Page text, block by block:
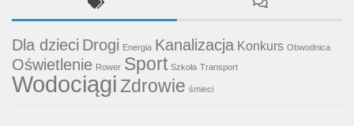
Dla dzieci Drogi Energia Kanalizacja Konkurs Obwodnica
Oświetlenie Rower Sport Szkoła Transport
WodociągiZdrowie śmieci